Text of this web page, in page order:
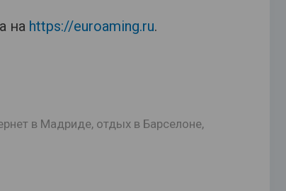
на https://euroaming.ru.
в Мадриде, отдых в Барселоне,